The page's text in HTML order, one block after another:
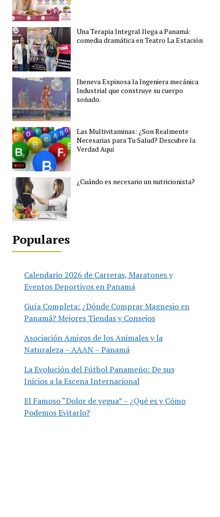
Una Terapia Integral llega a Panamá:
comedia dramática en Teatro La Estación
Jheneva Espinosa la Ingeniera mecánica
Industrial que construye su cuerpo
soñado.
Las Multivitaminas: ¿Son Realmente
Necesarias para Tu Salud? Descubre la
Verdad Aquí
¿Cuándo es necesario un nutricionista?
Populares
Calendario 2026 de Carreras, Maratones y
Eventos Deportivos en Panamá
Guía Completa: ¿Dónde Comprar Magnesio en
Panamá? Mejores Tiendas y Consejos
Asociación Amigos de los Animales y la
Naturaleza – AAAN – Panamá
La Evolución del Fútbol Panameño: De sus
Inicios a la Escena Internacional
El Famoso “Dolor de yegua” – ¿Qué es y Cómo
Podemos Evitarlo?